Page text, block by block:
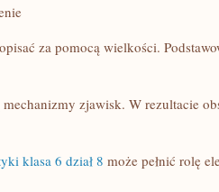
za pomocą wielkości.
zjawisk. W rezultacie
klasa 6 dział 8 może pełnić rolę